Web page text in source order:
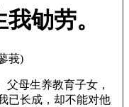
劬劳。
莪)
父母生养教育子女，
已长成，却不能对他